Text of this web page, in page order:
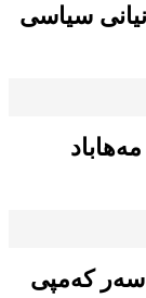
سیاسی
سەر کەمپی